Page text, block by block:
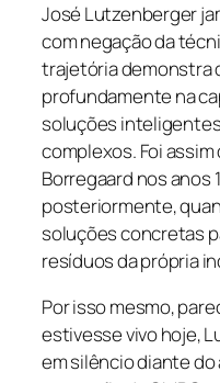
José Lutzenberger
com negação da
trajetória demonstra
profundamente na
soluções
complexos. Foi
Borregaard nos anos
posteriormente,
soluções concretas
resíduos da própria
Por isso mesmo,
estivesse vivo hoje,
em silêncio diante